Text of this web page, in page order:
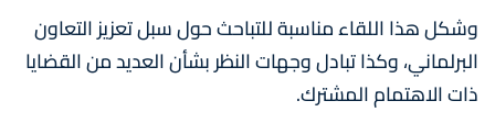
وشكل هذا اللقاء مناسبة للتباحث حول سبل تعزيز التعاون
البرلماني، وكذا تبادل وجهات النظر بشأن العديد من القضايا
ذات الاهتمام المشترك.